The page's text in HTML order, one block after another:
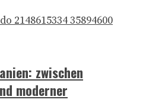
zwischen
moderner